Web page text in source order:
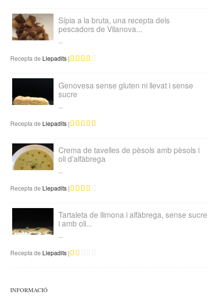
Sípia a la bruta, una recepta dels
pescadors de Vilanova...
...
Recepta de Llepadits |
Genovesa sense gluten ni llevat i sense
sucre
...
Recepta de Llepadits |
Crema de tavelles de pèsols amb pèsols i
oli d’alfàbrega
...
Recepta de Llepadits |
Tartaleta de llimona i alfàbrega, sense sucre
i amb oli...
...
Recepta de Llepadits |
INFORMACIÓ